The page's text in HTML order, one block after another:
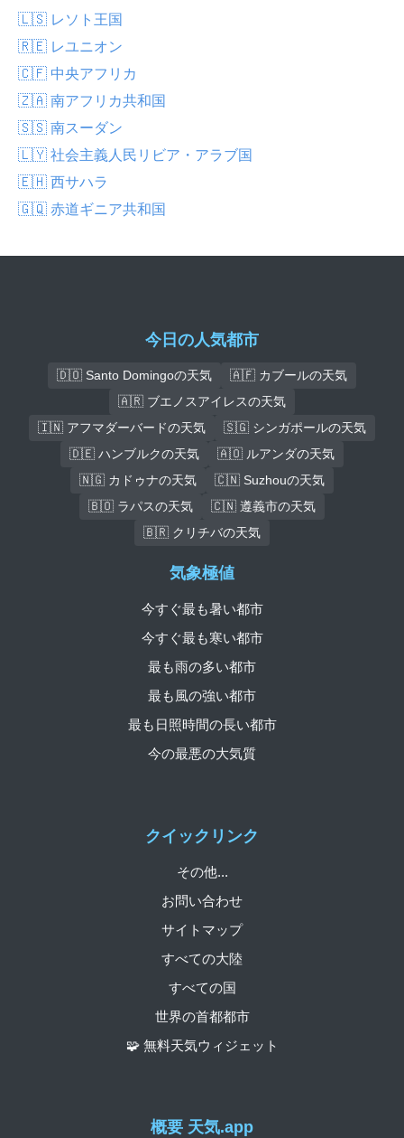
🇱🇸 レソト王国
🇷🇪 レユニオン
🇨🇫 中央アフリカ
🇿🇦 南アフリカ共和国
🇸🇸 南スーダン
🇱🇾 社会主義人民リビア・アラブ国
🇪🇭 西サハラ
🇬🇶 赤道ギニア共和国
今日の人気都市
🇩🇴 Santo Domingoの天気
🇦🇫 カブールの天気
🇦🇷 ブエノスアイレスの天気
🇮🇳 アフマダーバードの天気
🇸🇬 シンガポールの天気
🇩🇪 ハンブルクの天気
🇦🇴 ルアンダの天気
🇳🇬 カドゥナの天気
🇨🇳 Suzhouの天気
🇧🇴 ラパスの天気
🇨🇳 遵義市の天気
🇧🇷 クリチバの天気
概要 天気.app
クイックリンク
その他...
お問い合わせ
サイトマップ
すべての大陸
すべての国
世界の首都都市
🧩 無料天気ウィジェット
気象極値
今すぐ最も暑い都市
今すぐ最も寒い都市
最も雨の多い都市
最も風の強い都市
最も日照時間の長い都市
今の最悪の大気質